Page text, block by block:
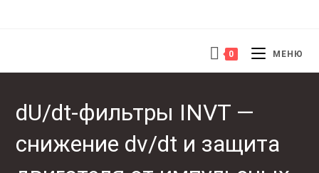
0 МЕНЮ
dU/dt-фильтры INVT —
снижение dv/dt и защита